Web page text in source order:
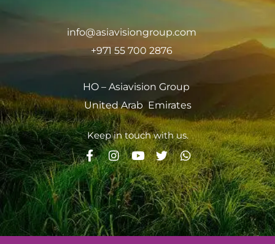
info@asiavisiongroup.com
+971 55 700 2876
HO – Asiavision Group
United Arab Emirates
Keep in touch with us.